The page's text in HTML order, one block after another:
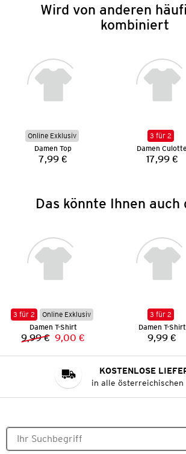
Wird von anderen
kombiniert
Online Exklusiv
Damen Top
Preis:
7,99 €
3 für 2
Damen Culotte
Preis:
17,99 €
Das könnte Ihnen auch
3 für 2
Online Exklusiv
Damen T-Shirt
Vorheriger Preis:
9,99 € Neuer Preis:
9,00 €
3 für 2
Damen T-Shirt
Preis:
9,99 €
KOSTENLOSE
in alle österreichischen